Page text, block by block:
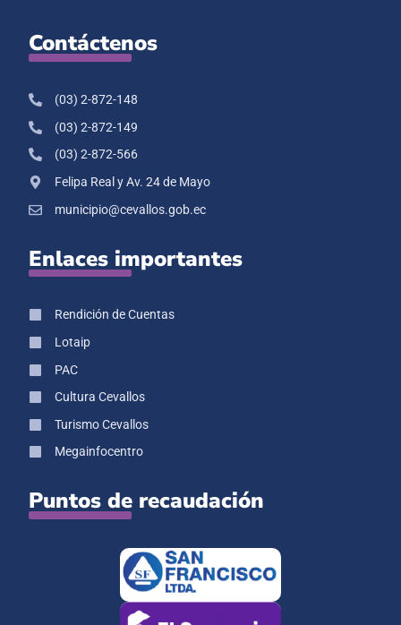
Contáctenos
(03) 2-872-148
(03) 2-872-149
(03) 2-872-566
Felipa Real y Av. 24 de Mayo
municipio@cevallos.gob.ec
Enlaces importantes
Rendición de Cuentas
Lotaip
PAC
Cultura Cevallos
Turismo Cevallos
Megainfocentro
Puntos de recaudación